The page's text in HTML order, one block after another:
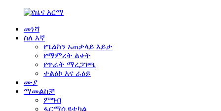
መነሻ
ስለ እኛ
የጌልከን አጠቃላይ እይታ
የማምረት ልቀት
የጥራት ማረጋገጫ
ተልዕኮ እና ራዕይ
ሙያ
ማመልከቻ
ምግብ
ፋርማሲዩቲካል